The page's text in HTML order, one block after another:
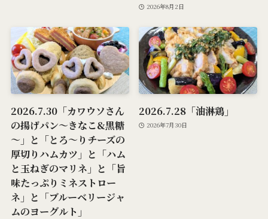
2026年8月2日
2026.7.30「カワウソさん
の揚げパン～きなこ&黒糖
～」と「とろ～りチーズの
厚切りハムカツ」と「ハム
と玉ねぎのマリネ」と「旨
味たっぷりミネストロー
ネ」と「ブルーベリージャ
ムのヨーグルト」
2026.7.28「油淋鶏」
2026年7月30日